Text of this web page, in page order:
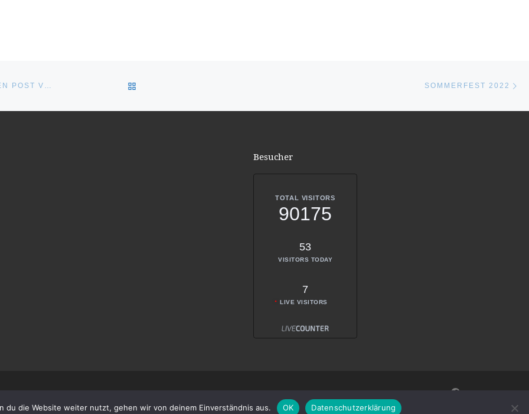
ZEITUNGSAUSSCHNITT SPORT LOKAL DER RHEINISCHEN POST VOM 26.05.22 SOMMERFEST 2022
Besucher
TOTAL VISITORS
90175
53
VISITORS TODAY
7
LIVE VISITORS
du die Website weiter nutzt, gehen wir von deinem Einverständnis aus. OK Datenschutzerklärung